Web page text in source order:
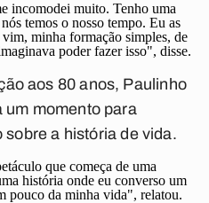
incomodei muito. Tenho uma
temos o nosso tempo. Eu as
minha formação simples, de
poder fazer isso", disse.
aos 80 anos, Paulinho
um momento para
a história de vida.
que começa de uma
história onde eu converso um
pouco da minha vida", relatou.